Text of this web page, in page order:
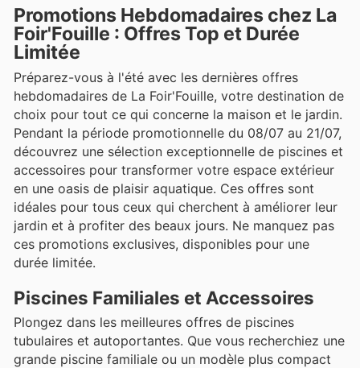
Promotions Hebdomadaires chez La
Foir'Fouille : Offres Top et Durée
Limitée
Préparez-vous à l'été avec les dernières offres
hebdomadaires de La Foir'Fouille, votre destination de
choix pour tout ce qui concerne la maison et le jardin.
Pendant la période promotionnelle du 08/07 au 21/07,
découvrez une sélection exceptionnelle de piscines et
accessoires pour transformer votre espace extérieur
en une oasis de plaisir aquatique. Ces offres sont
idéales pour tous ceux qui cherchent à améliorer leur
jardin et à profiter des beaux jours. Ne manquez pas
ces promotions exclusives, disponibles pour une
durée limitée.
Piscines Familiales et Accessoires
Plongez dans les meilleures offres de piscines
tubulaires et autoportantes. Que vous recherchiez une
grande piscine familiale ou un modèle plus compact